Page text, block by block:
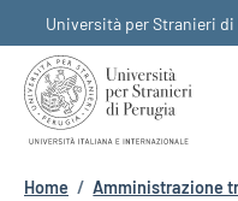
Università per Stranieri di
Briciole di
Home / Amministrazione